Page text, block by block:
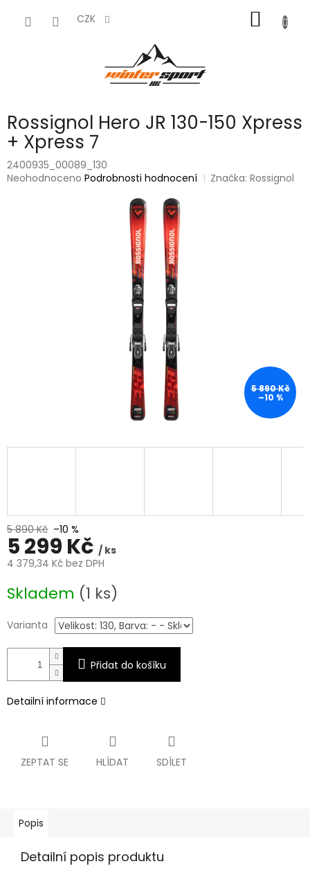
CZK
KOŠÍK
Rossignol Hero JR 130-150 Xpress
+ Xpress 7
2400935_00089_130
Průměrné
Neohodnoceno Podrobnosti hodnocení Značka:Rossignol
5 890 Kč
–10 %
5 890 Kč –10 %
5 299 Kč / ks
4 379,34 Kč bez DPH
cena:
Skladem (1 ks)
Varianta
Přidat do košíku
Detailní informace
ZEPTAT SE HLÍDAT SDÍLET
Popis
Detailní popis produktu